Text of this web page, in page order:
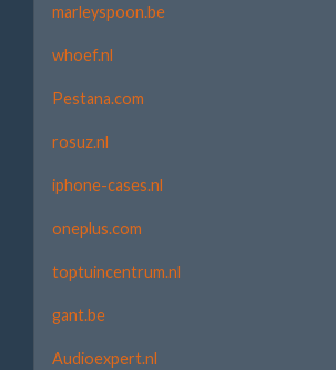
marleyspoon.be
whoef.nl
Pestana.com
rosuz.nl
iphone-cases.nl
oneplus.com
toptuincentrum.nl
gant.be
Audioexpert.nl